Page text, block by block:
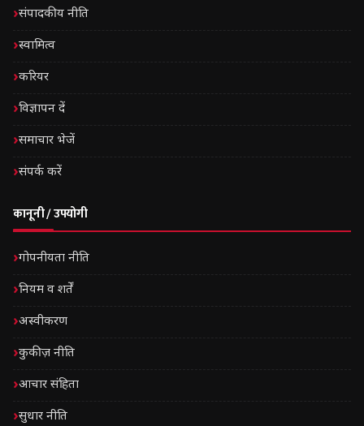
संपादकीय नीति
स्वामित्व
करियर
विज्ञापन दें
समाचार भेजें
संपर्क करें
कानूनी / उपयोगी
गोपनीयता नीति
नियम व शर्तें
अस्वीकरण
कुकीज़ नीति
आचार संहिता
सुधार नीति